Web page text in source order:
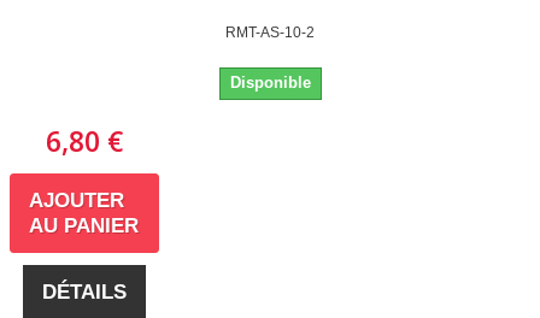
RMT-AS-10-2
Disponible
6,80 €
AJOUTER
AU PANIER
DÉTAILS